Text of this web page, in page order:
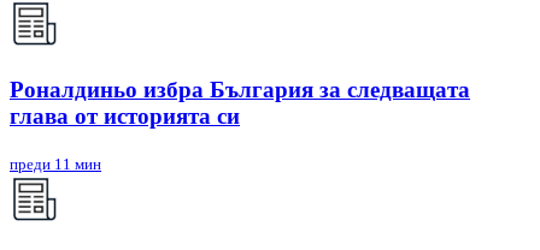
Роналдиньо избра България за следващата
глава от историята си
преди 11 мин